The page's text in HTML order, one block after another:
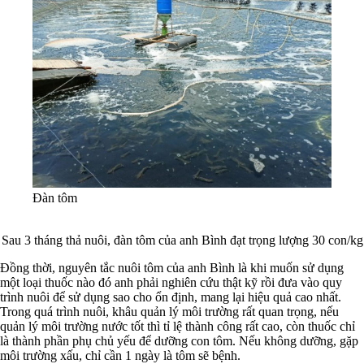
Đàn tôm
Sau 3 tháng thả nuôi, đàn tôm của anh Bình đạt trọng lượng 30 con/kg
Đồng thời, nguyên tắc nuôi tôm của anh Bình là khi muốn sử dụng
một loại thuốc nào đó anh phải nghiên cứu thật kỹ rồi đưa vào quy
trình nuôi để sử dụng sao cho ổn định, mang lại hiệu quả cao nhất.
Trong quá trình nuôi, khâu quản lý môi trường rất quan trọng, nếu
quản lý môi trường nước tốt thì tỉ lệ thành công rất cao, còn thuốc chỉ
là thành phần phụ chủ yếu để dưỡng con tôm. Nếu không dưỡng, gặp
môi trường xấu, chỉ cần 1 ngày là tôm sẽ bệnh.